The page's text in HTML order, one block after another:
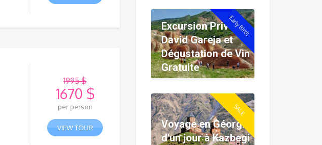
était :
actuel
1995$
Le
prix
initial
était :
1670 $
Le
prix
actuel
per person
VIEW TOUR
Early Bird!
Excursion Privée :
David Gareja et
Dégustation de Vin
Gratuite
SALE
Voyage en Géorgie
d'un jour à Kazbegi